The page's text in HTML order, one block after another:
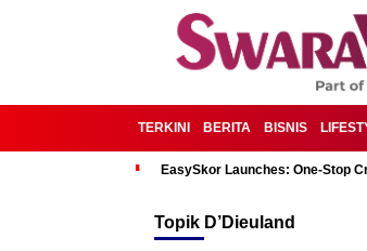
TERKINI BERITA BISNIS
EasySkor Launches: One-Stop
Topik D’Dieuland